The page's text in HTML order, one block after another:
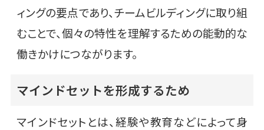
ィングの要点であり、チームビルディングに取り組
むことで、個々の特性を理解するための能動的な
働きかけにつながります。
マインドセットを形成するため
マインドセットとは、経験や教育などによって身